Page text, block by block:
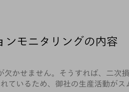
ンモニタリングの内容
かせません。そうすれば、二次
ているため、御社の生産活動がス